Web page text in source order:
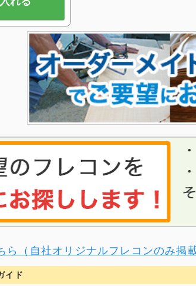
ら（自社オリジナルフレコンのみ掲載
イド